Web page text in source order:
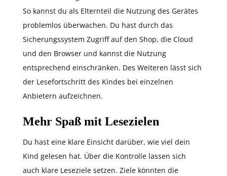
So kannst du als Elternteil die Nutzung des Gerätes
problemlos überwachen. Du hast durch das
Sicherungssystem Zugriff auf den Shop, die Cloud
und den Browser und kannst die Nutzung
entsprechend einschränken. Des Weiteren lässt sich
der Lesefortschritt des Kindes bei einzelnen
Anbietern aufzeichnen.
Mehr Spaß mit Lesezielen
Du hast eine klare Einsicht darüber, wie viel dein
Kind gelesen hat. Über die Kontrolle lassen sich
auch klare Leseziele setzen. Ziele könnten die